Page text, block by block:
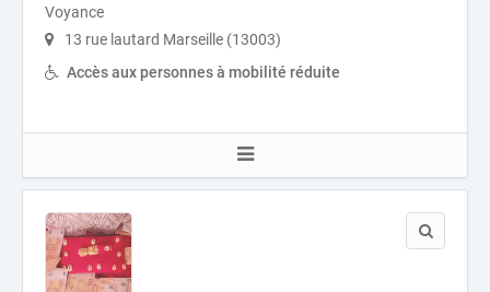
Voyance
13 rue lautard Marseille (13003)
Accès aux personnes à mobilité réduite